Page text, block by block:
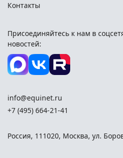
Контакты
Присоединяйтесь к нам в
новостей:
info@equinet.ru
+7 (495) 664-21-41
Россия, 111020, Москва, ул.